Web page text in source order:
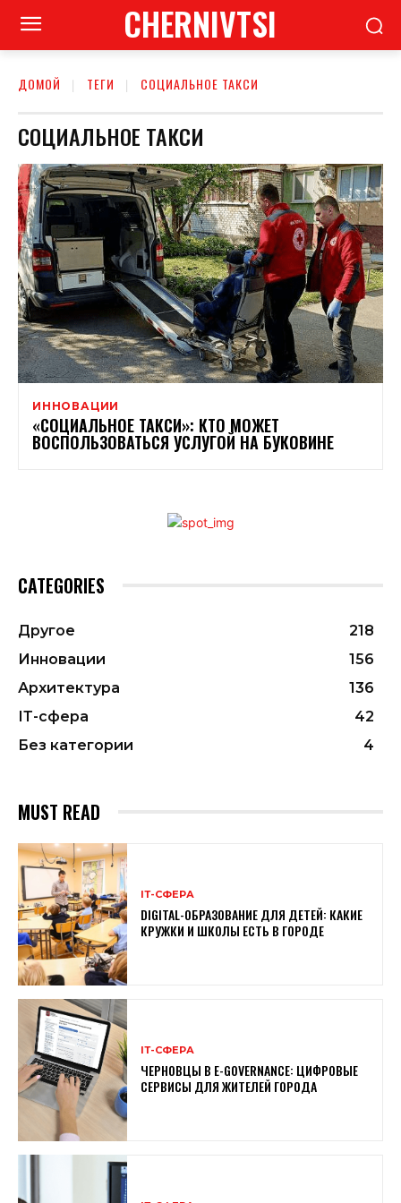
CHERNIVTSI
ДОМОЙ ТЕГИ СОЦИАЛЬНОЕ ТАКСИ
СОЦИАЛЬНОЕ ТАКСИ
ИННОВАЦИИ
«СОЦИАЛЬНОЕ ТАКСИ»: КТО МОЖЕТ
ВОСПОЛЬЗОВАТЬСЯ УСЛУГОЙ НА БУКОВИНЕ
CATEGORIES
Другое
218
Инновации
156
Архитектура
136
ІТ-сфера
42
Без категории
4
MUST READ
ІТ-СФЕРА
DIGITAL-ОБРАЗОВАНИЕ ДЛЯ ДЕТЕЙ: КАКИЕ
КРУЖКИ И ШКОЛЫ ЕСТЬ В ГОРОДЕ
ІТ-СФЕРА
ЧЕРНОВЦЫ В E-GOVERNANCE: ЦИФРОВЫЕ
СЕРВИСЫ ДЛЯ ЖИТЕЛЕЙ ГОРОДА